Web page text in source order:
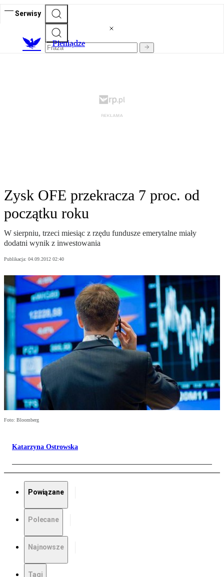
Serwisy
Pieniądze
Zysk OFE przekracza 7 proc. od
początku roku
W sierpniu, trzeci miesiąc z rzędu fundusze emerytalne miały
dodatni wynik z inwestowania
Publikacja: 04.09.2012 02:40
Foto: Bloomberg
Katarzyna Ostrowska
Powiązane
Polecane
Najnowsze
Tagi